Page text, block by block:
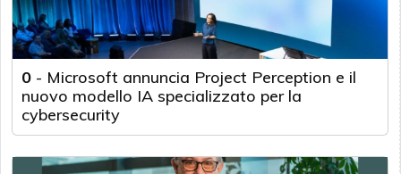
0 - Microsoft annuncia Project Perception e il
nuovo modello IA specializzato per la
cybersecurity